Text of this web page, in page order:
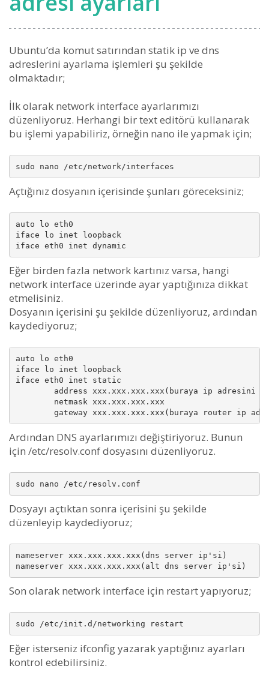
Ubuntu’da komut satırından statik ip ve dns
adreslerini ayarlama işlemleri şu şekilde
olmaktadır;
İlk olarak network interface ayarlarımızı
düzenliyoruz. Herhangi bir text editörü kullanarak
bu işlemi yapabiliriz, örneğin nano ile yapmak için;
Açtığınız dosyanın içerisinde şunları göreceksiniz;
auto lo eth0
iface lo inet loopback
Eğer birden fazla network kartınız varsa, hangi
network interface üzerinde ayar yaptığınıza dikkat
etmelisiniz.
Dosyanın içerisini şu şekilde düzenliyoruz, ardından
kaydediyoruz;
auto lo eth0
iface lo inet loopback
iface eth0 inet static
address xxx.xxx.xxx.xxx(buraya ip adresini
        netmask xxx.xxx.xxx.xxx
Ardından DNS ayarlarımızı değiştiriyoruz. Bunun
için /etc/resolv.conf dosyasını düzenliyoruz.
Dosyayı açtıktan sonra içerisini şu şekilde
düzenleyip kaydediyoruz;
nameserver xxx.xxx.xxx.xxx(dns server ip'si)
Son olarak network interface için restart yapıyoruz;
Eğer isterseniz ifconfig yazarak yaptığınız ayarları
kontrol edebilirsiniz.